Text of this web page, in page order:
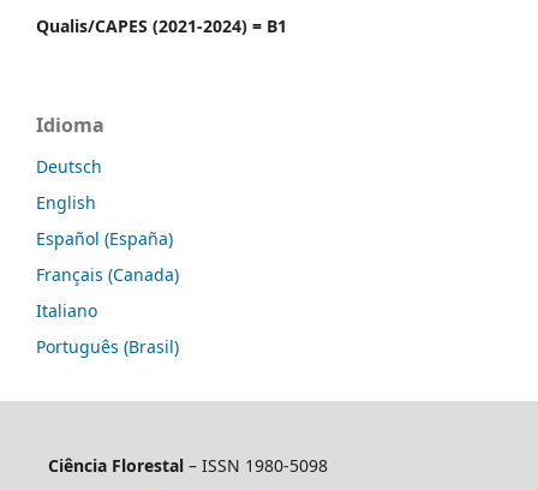
Qualis/CAPES (2021-2024) = B1
Idioma
Deutsch
English
Español (España)
Français (Canada)
Italiano
Português (Brasil)
Ciência Florestal– ISSN 1980-5098